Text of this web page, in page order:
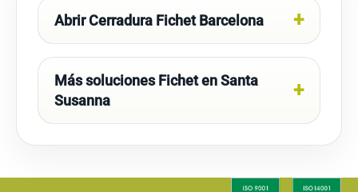
Abrir Cerradura Fichet Barcelona
Más soluciones Fichet en Santa
Susanna